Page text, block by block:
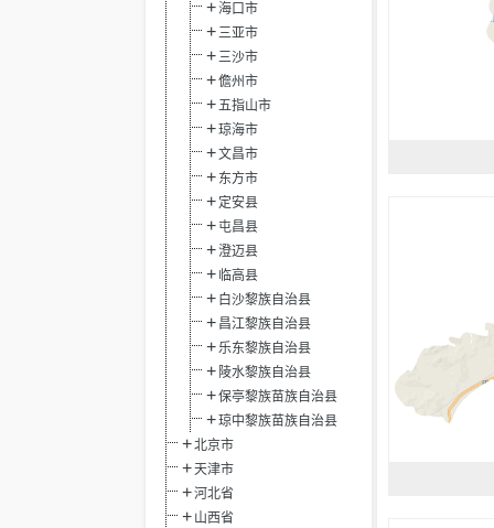
海口市
三亚市
三沙市
儋州市
五指山市
琼海市
文昌市
东方市
定安县
屯昌县
澄迈县
临高县
白沙黎族自治县
昌江黎族自治县
乐东黎族自治县
陵水黎族自治县
保亭黎族苗族自治县
琼中黎族苗族自治县
北京市
天津市
河北省
山西省